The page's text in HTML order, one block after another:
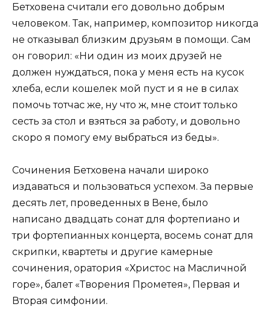
Бетховена считали его довольно добрым
человеком. Так, например, композитор никогда
не отказывал близким друзьям в помощи. Сам
он говорил: «Ни один из моих друзей не
должен нуждаться, пока у меня есть на кусок
хлеба, если кошелек мой пуст и я не в силах
помочь тотчас же, ну что ж, мне стоит только
сесть за стол и взяться за работу, и довольно
скоро я помогу ему выбраться из беды».
Сочинения Бетховена начали широко
издаваться и пользоваться успехом. За первые
десять лет, проведенных в Вене, было
написано двадцать сонат для фортепиано и
три фортепианных концерта, восемь сонат для
скрипки, квартеты и другие камерные
сочинения, оратория «Христос на Масличной
горе», балет «Творения Прометея», Первая и
Вторая симфонии.